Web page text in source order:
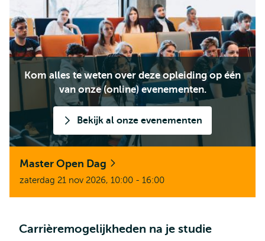
Kom alles te weten over deze opleiding op één
van onze (online) evenementen.
Bekijk al onze evenementen
Master Open Dag
zaterdag 21 nov 2026, 10:00 - 16:00
Carrièremogelijkheden na je studie